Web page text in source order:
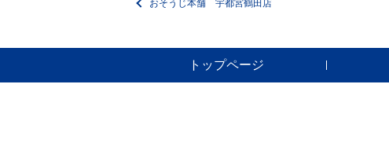
おそうじ本舗 宇都宮鶴田店
トップページ